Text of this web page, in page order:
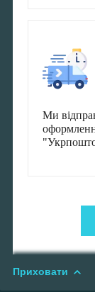
Ми
Приховати